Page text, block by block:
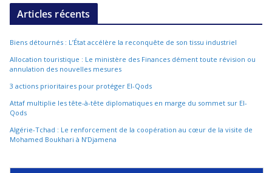
Articles récents
Biens détournés : L’État accélère la reconquête de son tissu industriel
Allocation touristique : Le ministère des Finances dément toute révision ou
annulation des nouvelles mesures
3 actions prioritaires pour protéger El-Qods
Attaf multiplie les tête-à-tête diplomatiques en marge du sommet sur El-
Qods
Algérie-Tchad : Le renforcement de la coopération au cœur de la visite de
Mohamed Boukhari à N’Djamena